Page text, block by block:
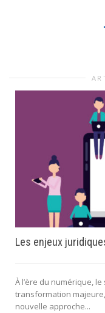
Les enjeux
À l’ère du numérique,
transformation
nouvelle approche...